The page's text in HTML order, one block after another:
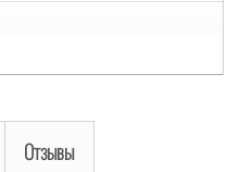
Отзывы